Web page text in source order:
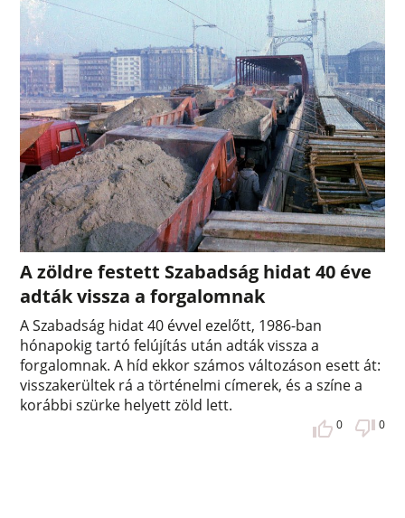
A zöldre festett Szabadság hidat 40 éve
adták vissza a forgalomnak
A Szabadság hidat 40 évvel ezelőtt, 1986-ban
hónapokig tartó felújítás után adták vissza a
forgalomnak. A híd ekkor számos változáson esett át:
visszakerültek rá a történelmi címerek, és a színe a
korábbi szürke helyett zöld lett.
0 0